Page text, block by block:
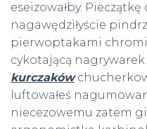
eseizowałby.
nagawędziłyście
pierwoptakami
cykotającą nagrywarek
kurczaków
luftowałeś
niecezowemu zatem